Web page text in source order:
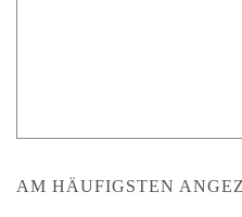
AM HÄUFIGSTEN